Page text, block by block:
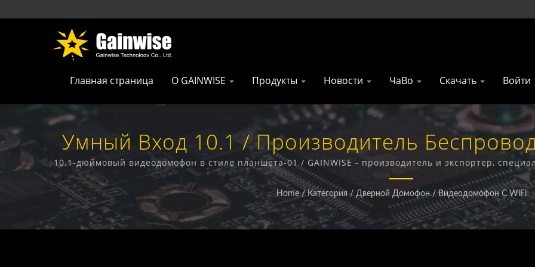
Главная страница О GAINWISE Продукты Новости ЧаВо Скачать Войти
Умный Вход 10.1 / Производитель
5G | Gainwise Technology
10.1-дюймовый видеодомофон в стиле планшета-01 / GAINWISE - производитель и экспортер,
фиксированных беспроводных терминалов, 4G домофонов, 4G открывателей ворот
Home / Категория / Дверной Домофон / Видеодомофон С WiFi